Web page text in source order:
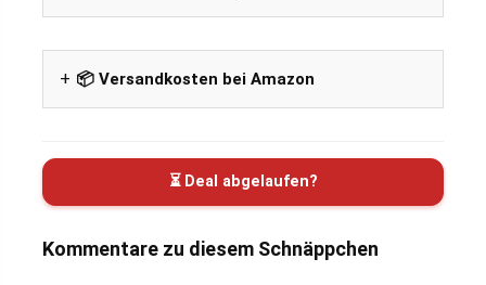
📦 Versandkosten bei Amazon
⏳ Deal abgelaufen?
Kommentare zu diesem Schnäppchen